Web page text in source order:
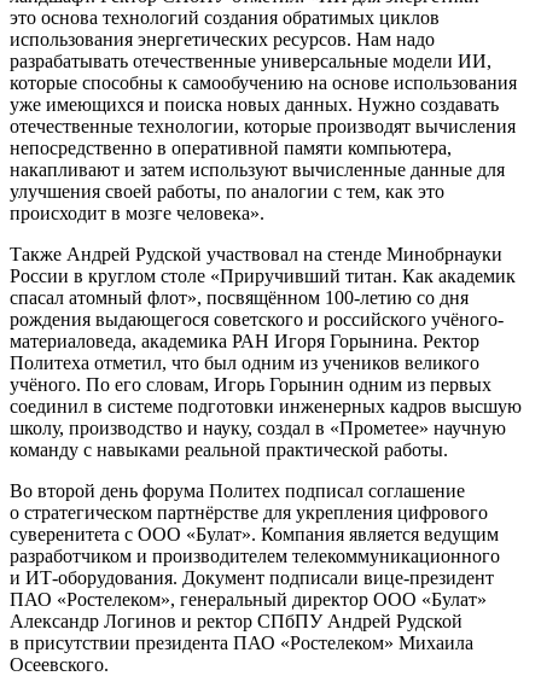
это основа технологий создания обратимых циклов
использования энергетических ресурсов. Нам надо
разрабатывать отечественные универсальные модели ИИ,
которые способны к самообучению на основе использования
уже имеющихся и поиска новых данных. Нужно создавать
отечественные технологии, которые производят вычисления
непосредственно в оперативной памяти компьютера,
накапливают и затем используют вычисленные данные для
улучшения своей работы, по аналогии с тем, как это
происходит в мозге человека .
Также Андрей Рудской участвовал на стенде Минобрнауки
России в круглом столе «Приручивший титан. Как академик
спасал атомный флот», посвящённом 100-летию со дня
рождения выдающегося советского и российского учёного-
материаловеда, академика РАН Игоря Горынина. Ректор
Политеха отметил, что был одним из учеников великого
учёного. По его словам, Игорь Горынин одним из первых
соединил в системе подготовки инженерных кадров высшую
школу, производство и науку, создал в «Прометее» научную
команду с навыками реальной практической работы.
Во второй день форума Политех подписал соглашение
о стратегическом партнёрстве для укрепления цифрового
суверенитета с ООО «Булат». Компания является ведущим
разработчиком и производителем телекоммуникационного
и ИТ-оборудования. Документ подписали вице-президент
ПАО «Ростелеком», генеральный директор ООО «Булат»
Александр Логинов и ректор СПбПУ Андрей Рудской
в присутствии президента ПАО «Ростелеком» Михаила
Осеевского.